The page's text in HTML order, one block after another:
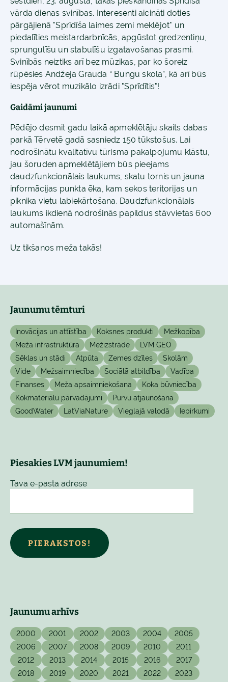
vārda dienas svinības. Interesenti aicināti doties
pārgājienā "Sprīdīša laimes zemi meklējot" un
piedalīties meistardarbnīcās, apgūstot gredzentiņu,
sprungulīšu un stabulīšu izgatavošanas prasmi.
Svinībās neiztiks arī bez mūzikas, par ko šoreiz
rūpēsies Andžeja Grauda “ Bungu skola”, kā arī būs
iespēja vērot muzikālo izrādi "Sprīdītis"!
Gaidāmi jaunumi
Pēdējo desmit gadu laikā apmeklētāju skaits dabas
parkā Tērvetē gadā sasniedz 150 tūkstošus. Lai
nodrošinātu kvalitatīvu tūrisma pakalpojumu klāstu,
jau šoruden apmeklētājiem būs pieejams
daudzfunkcionālais laukums, skatu tornis un jauna
informācijas punkta ēka, kam sekos teritorijas un
piknika vietu labiekārtošana. Daudzfunkcionālais
laukums ikdienā nodrošinās papildus stāvvietas 600
automašīnām.
Uz tikšanos meža takās!
Jaunumu tēmturi
Inovācijas un attīstība Koksnes produkti
Mežkopība
Meža infrastruktūra
Mežizstrāde
LVM GEO
Sēklas un stādi
Atpūta Zemes dzīles
Skolām
Vide
Mežsaimniecība Sociālā atbildība
Vadība
Finanses
Meža apsaimniekošana
Koka būvniecība
Kokmateriālu pārvadājumi
Purvu atjaunošana
GoodWater
LatViaNature Vieglajā valodā Iepirkumi
Piesakies LVM jaunumiem!
Tava e-pasta adrese
PIERAKSTOS!
Jaunumu arhīvs
2000 2001 2002 2003 2004
2005
2006
2007 2008 2009 2010
2011
2012
2013 2014 2015 2016
2017
2018
2019 2020 2021 2022
2023